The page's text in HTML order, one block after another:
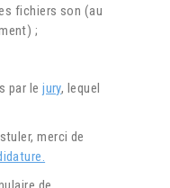
fichiers son (au
;
par lejury, lequel
merci de